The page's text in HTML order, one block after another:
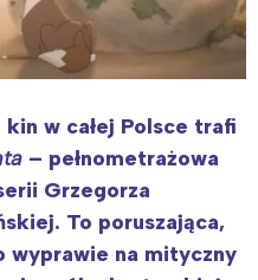
w całej Polsce trafi
– pełnometrażowa
Grzegorza
To poruszająca,
wyprawie na mityczny